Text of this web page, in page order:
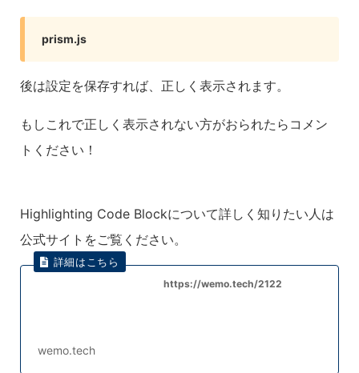
prism.js
後は設定を保存すれば、正しく表示されます。
もしこれで正しく表示されない方がおられたらコメン
トください！
Highlighting Code Blockについて詳しく知りたい人は
公式サイトをご覧ください。
https://wemo.tech/2122
wemo.tech